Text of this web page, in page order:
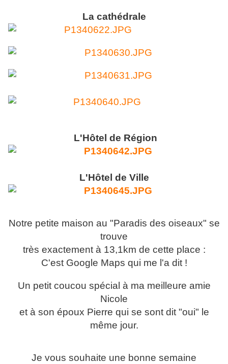
La cathédrale
L'Hôtel de Région
L'Hôtel de Ville
Notre petite maison au "Paradis des oiseaux" se
trouve
très exactement à 13,1km de cette place :
C'est Google Maps qui me l'a dit !
Un petit coucou spécial à ma meilleure amie
Nicole
et à son époux Pierre qui se sont dit "oui" le
même jour.
Je vous souhaite une bonne semaine